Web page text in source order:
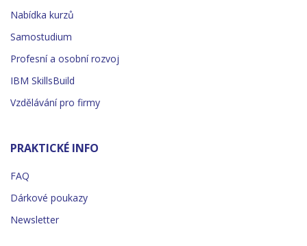
Nabídka kurzů
Samostudium
Profesní a osobní rozvoj
IBM SkillsBuild
Vzdělávání pro firmy
PRAKTICKÉ INFO
FAQ
Dárkové poukazy
Newsletter